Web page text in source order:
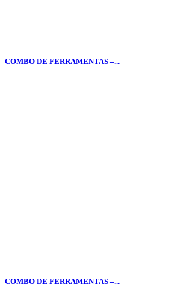
COMBO DE FERRAMENTAS –...
COMBO DE FERRAMENTAS –...